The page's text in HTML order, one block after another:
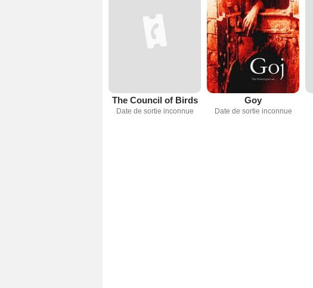
The Council of Birds
Date de sortie inconnue
Goy
Date de sortie inconnue